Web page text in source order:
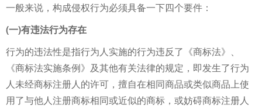
一般来说，构成侵权行为必须具备一下四个要件：
(一)有违法行为存在
行为的违法性是指行为人实施的行为违反了《商标法》、
《商标法实施条例》及其他有关法律的规定，即发生了行为
人未经商标注册人的许可，擅自在相同商品或类似商品上使
用了与他人注册商标相同或近似的商标，或妨碍商标注册人